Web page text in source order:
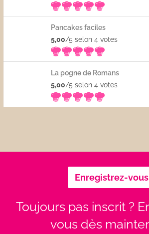
Pancakes faciles
5,00/5 selon 4votes
La pogne de Romans
5,00/5 selon 4votes
Enregistrez-vous
Toujours pas inscrit ?
vous dès